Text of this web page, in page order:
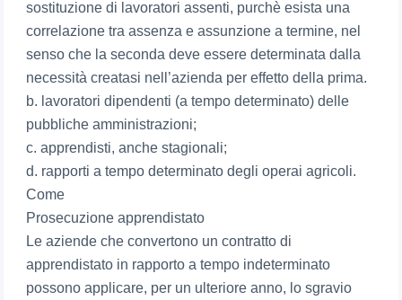
sostituzione di lavoratori assenti, purchè esista una
correlazione tra assenza e assunzione a termine, nel
senso che la seconda deve essere determinata dalla
necessità creatasi nell’azienda per effetto della prima.
b. lavoratori dipendenti (a tempo determinato) delle
pubbliche amministrazioni;
c. apprendisti, anche stagionali;
d. rapporti a tempo determinato degli operai agricoli.
Come
Prosecuzione apprendistato
Le aziende che convertono un contratto di
apprendistato in rapporto a tempo indeterminato
possono applicare, per un ulteriore anno, lo sgravio